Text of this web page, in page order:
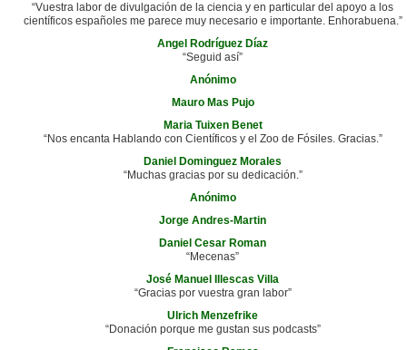
“Vuestra labor de divulgación de la ciencia y en particular del apoyo a los
científicos españoles me parece muy necesario e importante. Enhorabuena.”
Angel Rodríguez Díaz
“Seguid así”
Anónimo
Mauro Mas Pujo
Maria Tuixen Benet
“Nos encanta Hablando con Científicos y el Zoo de Fósiles. Gracias.”
Daniel Dominguez Morales
“Muchas gracias por su dedicación.”
Anónimo
Jorge Andres-Martin
Daniel Cesar Roman
“Mecenas”
José Manuel Illescas Villa
“Gracias por vuestra gran labor”
Ulrich Menzefrike
“Donación porque me gustan sus podcasts”